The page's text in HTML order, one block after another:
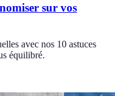
sur vos
avec nos 10 astuces
équilibré.